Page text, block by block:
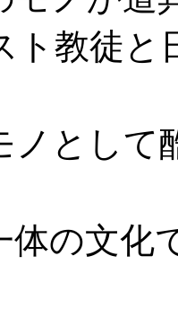
ト教徒と
ノとして
体の文化